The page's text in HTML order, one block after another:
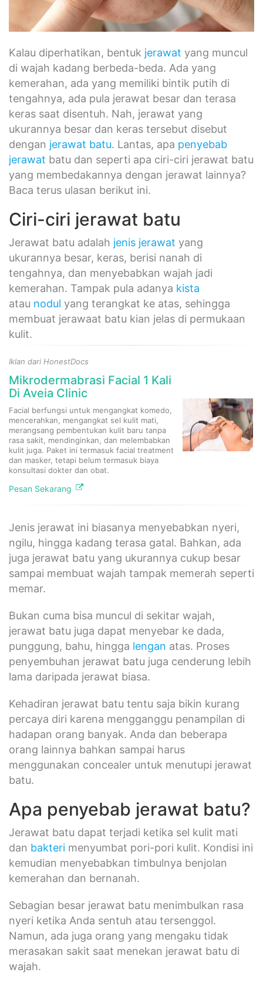
Kalau diperhatikan, bentuk jerawat yang muncul
di wajah kadang berbeda-beda. Ada yang
kemerahan, ada yang memiliki bintik putih di
tengahnya, ada pula jerawat besar dan terasa
keras saat disentuh. Nah, jerawat yang
ukurannya besar dan keras tersebut disebut
dengan jerawat batu. Lantas, apa penyebab
jerawat batu dan seperti apa ciri-ciri jerawat batu
yang membedakannya dengan jerawat lainnya?
Baca terus ulasan berikut ini.
Ciri-ciri jerawat batu
Jerawat batu adalah jenis jerawat yang
ukurannya besar, keras, berisi nanah di
tengahnya, dan menyebabkan wajah jadi
kemerahan. Tampak pula adanya kista
atau nodul yang terangkat ke atas, sehingga
membuat jerawaat batu kian jelas di permukaan
kulit.
Iklan dari HonestDocs
Mikrodermabrasi Facial 1 Kali
Di Aveia Clinic
Facial berfungsi untuk mengangkat komedo,
mencerahkan, mengangkat sel kulit mati,
merangsang pembentukan kulit baru tanpa
rasa sakit, mendinginkan, dan melembabkan
kulit juga. Paket ini termasuk facial treatment
dan masker, tetapi belum termasuk biaya
konsultasi dokter dan obat.​
Pesan Sekarang
Jenis jerawat ini biasanya menyebabkan nyeri,
ngilu, hingga kadang terasa gatal. Bahkan, ada
juga jerawat batu yang ukurannya cukup besar
sampai membuat wajah tampak memerah seperti
memar.
Bukan cuma bisa muncul di sekitar wajah,
jerawat batu juga dapat menyebar ke dada,
punggung, bahu, hingga lengan atas. Proses
penyembuhan jerawat batu juga cenderung lebih
lama daripada jerawat biasa.
Kehadiran jerawat batu tentu saja bikin kurang
percaya diri karena mengganggu penampilan di
hadapan orang banyak. Anda dan beberapa
orang lainnya bahkan sampai harus
menggunakan concealer untuk menutupi jerawat
batu.
Apa penyebab jerawat batu?
Jerawat batu dapat terjadi ketika sel kulit mati
dan bakteri menyumbat pori-pori kulit. Kondisi ini
kemudian menyebabkan timbulnya benjolan
kemerahan dan bernanah.
Sebagian besar jerawat batu menimbulkan rasa
nyeri ketika Anda sentuh atau tersenggol.
Namun, ada juga orang yang mengaku tidak
merasakan sakit saat menekan jerawat batu di
wajah.